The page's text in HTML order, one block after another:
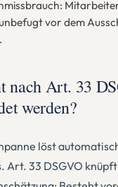
vor dem
nach Art. 33
werden?
löst
Art. 33 DSGVO